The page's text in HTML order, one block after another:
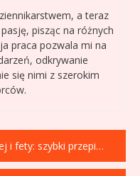
a teraz
pisząc na różnych
praca pozwala mi na
odkrywanie
się nimi z szerokim
przepis na greckie smaki